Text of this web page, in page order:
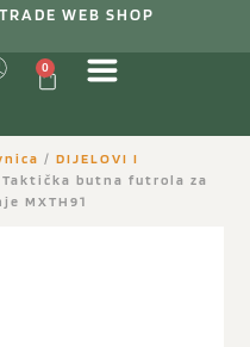
WEB SHOP
0
/ DIJELOVI I
butna futrola za
MXTH91